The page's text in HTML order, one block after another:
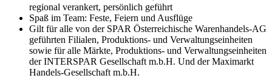
regional verankert, persönlich geführt
Spaß im Team: Feste, Feiern und Ausflüge
Gilt für alle von der SPAR Österreichische Warenhandels-AG
geführten Filialen, Produktions- und Verwaltungseinheiten
sowie für alle Märkte, Produktions- und Verwaltungseinheiten
der INTERSPAR Gesellschaft m.b.H. Und der Maximarkt
Handels-Gesellschaft m.b.H.